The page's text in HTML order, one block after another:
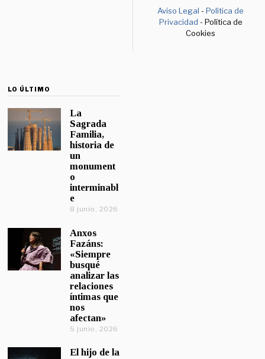
Aviso Legal -Política de
Privacidad - Política de
Cookies
LO ÚLTIMO
La
Sagrada
Familia,
historia de
un
monument
o
interminabl
e
8 junio, 2026
Anxos
Fazáns:
«Siempre
busqué
analizar las
relaciones
íntimas que
nos
afectan»
5 junio, 2026
El hijo de la